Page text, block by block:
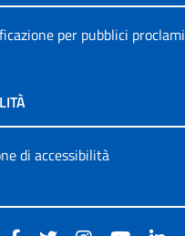
per pubblici proclami
di accessibilità